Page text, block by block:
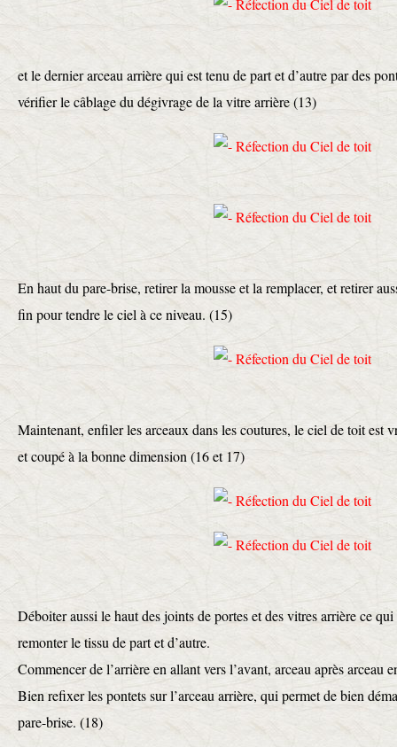
et le dernier arceau arrière qui est tenu de part et d’autre par des
vérifier le câblage du dégivrage de la vitre arrière (13)
En haut du pare-brise, retirer la mousse et la remplacer, et retirer
fin pour tendre le ciel à ce niveau. (15)
Maintenant, enfiler les arceaux dans les coutures, le ciel de toit est
et coupé à la bonne dimension (16 et 17)
Déboiter aussi le haut des joints de portes et des vitres arrière ce
remonter le tissu de part et d’autre.
Commencer de l’arrière en allant vers l’avant, arceau après arceau
Bien refixer les pontets sur l’arceau arrière, qui permet de bien
pare-brise. (18)